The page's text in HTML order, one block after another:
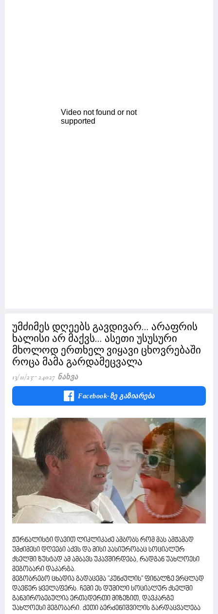
უმძიმეს დღეებს გავდივარ... არაფრის
ხალისი არ მაქვს... ასეთი უსუსური
მხოლოდ ერთხელ ვიყავი ცხოვრებაში
როცა მამა გარდამეცვალა
13/11/23 24027 Ნახვა
Facebook-Ზე Გაზიარება
ჟურნალისტი დავით ლიკლიკაძე ამბობს რომ მას ამჟამად
უმძიმესი დღეები აქვს და მისი პასიურობაც სოციალურ
ქსელში ზუსტად ამ ამბავს უკავშირდება, რადგან უახლოესი
მეგობარი დაკარგა.
მეგობრებო ცხადია გადაცემა "კუნძულის" ფინალზე ვრცლად
დავწერ ყველაფერს. ჩემი ეს დუმილი სოციალურ ქსელში
განპირობებულია ერთადერთი მიზეზით, დავკარგე
უახლოესი მეგობარი. ქეთი ბერძენიშვილის გარდაცვალება